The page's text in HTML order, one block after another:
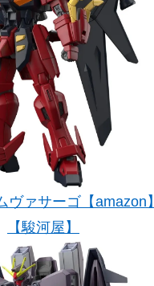
ヴァサーゴ【amazon】
【駿河屋】